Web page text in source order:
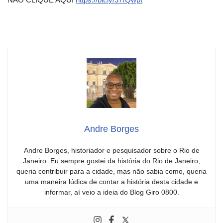
Andre Borges
Andre Borges, historiador e pesquisador sobre o Rio de
Janeiro. Eu sempre gostei da história do Rio de Janeiro,
queria contribuir para a cidade, mas não sabia como, queria
uma maneira lúdica de contar a história desta cidade e
informar, aí veio a ideia do Blog Giro 0800.